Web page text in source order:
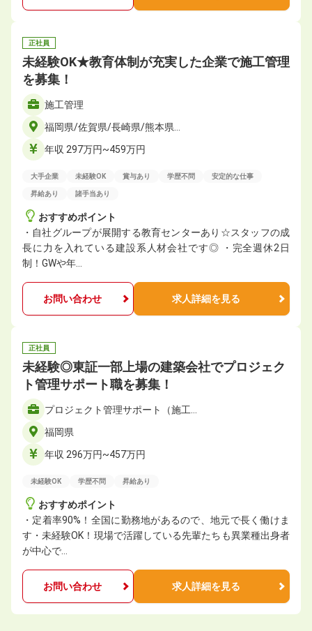
正社員
未経験OK★教育体制が充実した企業で施工管理
を募集！
施工管理
福岡県/佐賀県/長崎県/熊本県…
年収 297万円~459万円
大手企業 未経験OK 賞与あり 学歴不問 安定的な仕事
昇給あり 諸手当あり
おすすめポイント
・自社グループが展開する教育センターあり☆スタッフの成
長に力を入れている建設系人材会社です◎ ・完全週休2日
制！GWや年…
お問い合わせ 求人詳細を見る
正社員
未経験◎東証一部上場の建築会社でプロジェク
ト管理サポート職を募集！
プロジェクト管理サポート（施工…
福岡県
年収 296万円~457万円
未経験OK 学歴不問 昇給あり
おすすめポイント
・定着率90%！全国に勤務地があるので、地元で長く働けま
す・未経験OK！現場で活躍している先輩たちも異業種出身者
が中心で…
お問い合わせ 求人詳細を見る